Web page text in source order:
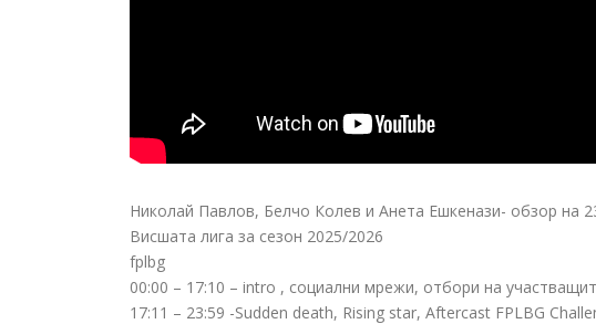
Николай Павлов, Белчо Колев и Анета Ешкенази- обзор на
Висшата лига за сезон 2025/2026
fplbg
00:00 – 17:10 – intro , социални мрежи, отбори на
17:11 – 23:59 -Sudden death, Rising star, Aftercast FPLBG